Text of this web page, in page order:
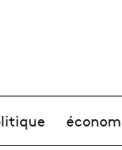
de menu